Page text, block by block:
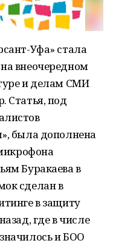
Уфа» стала
внеочередном
и делам СМИ
Статья, под
была дополнена
Буракаева в
сделан в
в защиту
где в числе
и БОО